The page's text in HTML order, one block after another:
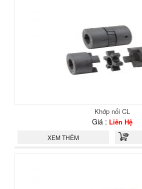
Khớp nối CL
Giá : Liên Hệ
XEM THÊM